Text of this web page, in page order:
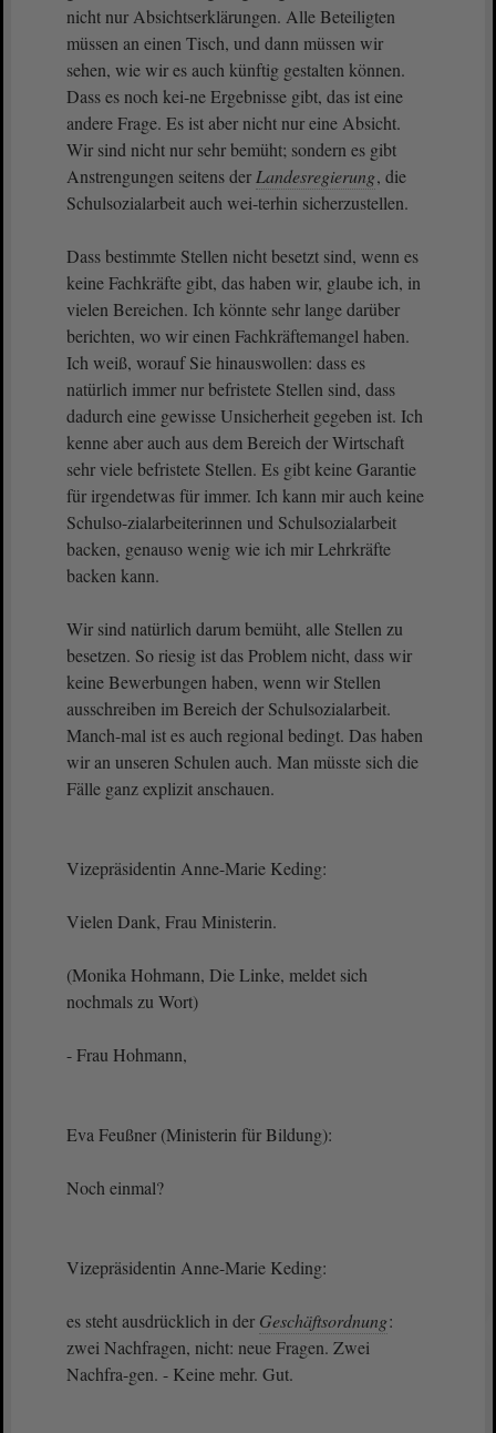
nicht nur Absichtserklärungen. Alle Beteiligten
müssen an einen Tisch, und dann müssen wir
sehen, wie wir es auch künftig gestalten können.
Dass es noch kei-ne Ergebnisse gibt, das ist eine
andere Frage. Es ist aber nicht nur eine Absicht.
Wir sind nicht nur sehr bemüht; sondern es gibt
Anstrengungen seitens der Landesregierung, die
Schulsozialarbeit auch wei-terhin sicherzustellen.
Dass bestimmte Stellen nicht besetzt sind, wenn es
keine Fachkräfte gibt, das haben wir, glaube ich, in
vielen Bereichen. Ich könnte sehr lange darüber
berichten, wo wir einen Fachkräftemangel haben.
Ich weiß, worauf Sie hinauswollen: dass es
natürlich immer nur befristete Stellen sind, dass
dadurch eine gewisse Unsicherheit gegeben ist. Ich
kenne aber auch aus dem Bereich der Wirtschaft
sehr viele befristete Stellen. Es gibt keine Garantie
für irgendetwas für immer. Ich kann mir auch keine
Schulso-zialarbeiterinnen und Schulsozialarbeit
backen, genauso wenig wie ich mir Lehrkräfte
backen kann.
Wir sind natürlich darum bemüht, alle Stellen zu
besetzen. So riesig ist das Problem nicht, dass wir
keine Bewerbungen haben, wenn wir Stellen
ausschreiben im Bereich der Schulsozialarbeit.
Manch-mal ist es auch regional bedingt. Das haben
wir an unseren Schulen auch. Man müsste sich die
Fälle ganz explizit anschauen.
Vizepräsidentin Anne-Marie Keding:
Vielen Dank, Frau Ministerin.
(Monika Hohmann, Die Linke, meldet sich
nochmals zu Wort)
- Frau Hohmann,
Eva Feußner (Ministerin für Bildung):
Noch einmal?
Vizepräsidentin Anne-Marie Keding:
es steht ausdrücklich in der Geschäftsordnung:
zwei Nachfragen, nicht: neue Fragen. Zwei
Nachfra-gen. - Keine mehr. Gut.